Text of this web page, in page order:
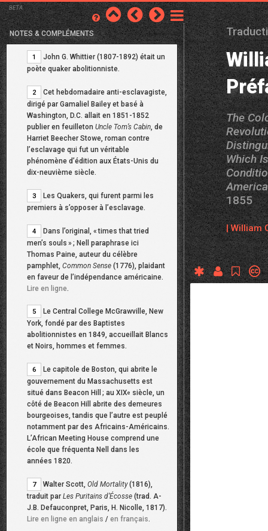
BETA
The
Which
1855
| William
NOTES & COMPLÉMENTS
1
John G. Whittier (1807-1892) était un
poète quaker abolitionniste.
2
Cet hebdomadaire anti-esclavagiste,
dirigé par Gamaliel Bailey et basé à
Washington, D.C. allait en 1851-1852
publier en feuilletonUncle Tom’s Cabin, de
Harriet Beecher Stowe, roman contre
l’esclavage qui fut un véritable
phénomène d’édition aux États-Unis du
dix-neuvième siècle.
3
Les Quakers, qui furent parmi les
premiers à s’opposer à l’esclavage.
4 Dans l’original, « times that tried
men’s souls »; Nell paraphrase ici
Thomas Paine, auteur du célèbre
pamphlet,Common Sense (1776), plaidant
en faveur de l’indépendance américaine.
Lire en ligne.
5
Le Central College McGrawville, New
York, fondé par des Baptistes
abolitionnistes en 1849, accueillait Blancs
et Noirs, hommes et femmes.
6
Le capitole de Boston, qui abrite le
gouvernement du Massachusetts est
situé dans Beacon Hill
; au XIXe siècle, un
côté de Beacon Hill abrite des demeures
bourgeoises, tandis que l’autre est peuplé
notamment par des Africains-Américains.
L’African Meeting House comprend une
école que fréquenta Nell dans les
années 1820.
7 Walter Scott,Old Mortality(1816),
traduit parLes Puritains d’Écosse (trad. A-
J.B. Defauconpret, Paris, H. Nicolle, 1817).
Lire en ligne en anglais /en français.